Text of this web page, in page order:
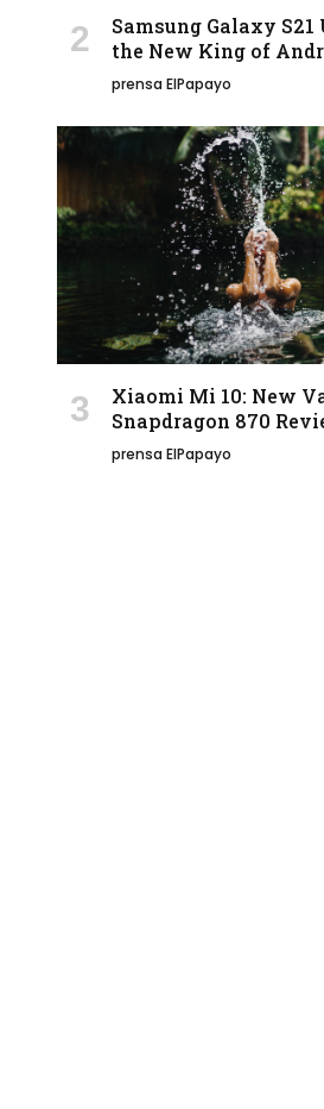
Samsung Galaxy
the New King of
prensa ElPapayo
Xiaomi Mi 10: New
Snapdragon 870
prensa ElPapayo